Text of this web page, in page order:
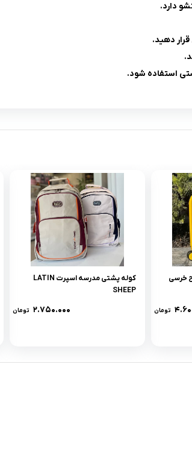
دارد.
قرار دهید.
استفاده شود.
خرسی
تومان
کوله پشتی مدرسه اسپرت LATIN
SHEEP
۲.۷۵۰.۰۰۰ تومان